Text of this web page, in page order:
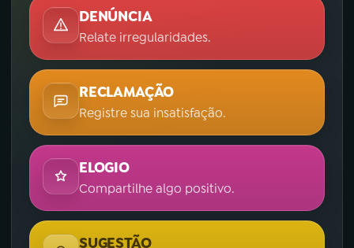
DENÚNCIA
Relate irregularidades.
RECLAMAÇÃO
Registre sua insatisfação.
ELOGIO
Compartilhe algo positivo.
SUGESTÃO